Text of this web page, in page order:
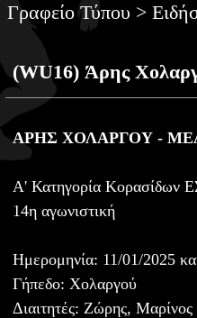
Γραφείο Τύπου >
(WU16) Άρης
ΑΡΗΣ ΧΟΛΑΡΓΟΥ -
Α' Κατηγορία Κορασίδων
14η αγωνιστική
Ημερομηνία: 11/01/2025
Γήπεδο: Χολαργού
Διαιτητές: Ζώρης, Μαρίνος